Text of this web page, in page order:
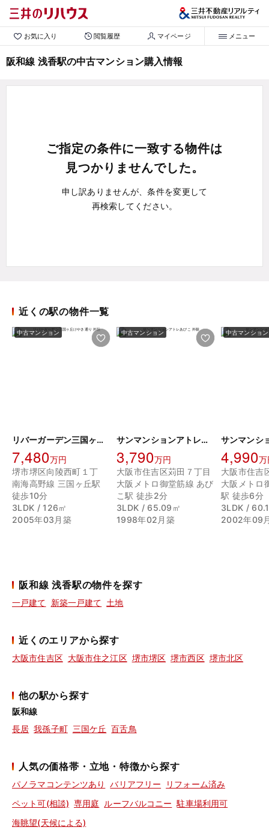
お気に入り 閲覧履歴 マイページ メニュー
阪和線 浅香駅の中古マンション購入情報
ご指定の条件に一致する物件は
見つかりませんでした。
申し訳ありませんが、条件を変更して
再検索してください。
近くの駅の物件一覧
中古マンション
リバーガーデン三国ヶ丘けやき通り
7,480万円
堺市堺区向陵西町１丁
南海高野線 三国ヶ丘駅
徒歩10分
3LDK / 126㎡
2005年03月築
中古マンション
サンマンションアトレあびこ
3,790万円
大阪市住吉区苅田７丁目
大阪メトロ御堂筋線 あび
こ駅 徒歩2分
3LDK / 65.09㎡
1998年02月築
中古マンション
4,990万
大阪メトロ
駅 徒歩6分
3LDK /
2002年09
阪和線 浅香駅の物件を探す
一戸建て 新築一戸建て 土地
近くのエリアから探す
大阪市住吉区 大阪市住之江区 堺市堺区 堺市西区 堺市北区
他の駅から探す
阪和線
長居 我孫子町 三国ケ丘 百舌鳥
人気の価格帯・立地・特徴から探す
パノラマコンテンツあり バリアフリー
リフォーム済み
ペット可(相談) 専用庭 ルーフバルコニー 駐車場利用可
海眺望(天候による)